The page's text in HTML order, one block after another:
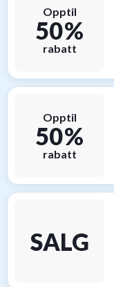
Opptil
50 %
rabatt
Opptil
50 %
rabatt
SALG